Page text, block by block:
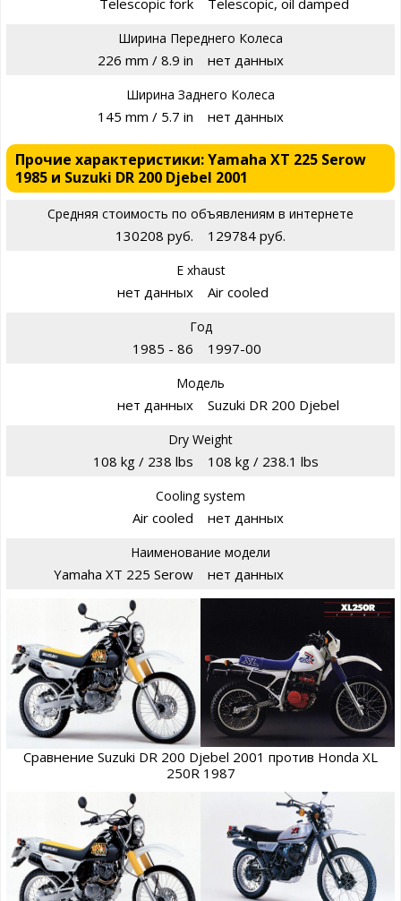
Telescopic fork Telescopic, oil damped
Ширина Переднего Колеса
226 mm / 8.9 in нет данных
Ширина Заднего Колеса
145 mm / 5.7 in нет данных
Прочие характеристики: Yamaha XT 225 Serow
1985 и Suzuki DR 200 Djebel 2001
Средняя стоимость по объявлениям в интернете
130208 руб. 129784 руб.
E xhaust
нет данных Air cooled
Год
1985 - 86 1997-00
Модель
нет данных Suzuki DR 200 Djebel
Dry Weight
108 kg / 238 lbs 108 kg / 238.1 lbs
Cooling system
Air cooled нет данных
Наименование модели
Yamaha XT 225 Serow нет данных
Сравнение Suzuki DR 200 Djebel 2001 против Honda XL
250R 1987